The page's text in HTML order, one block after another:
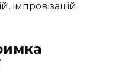
імпровізацій.